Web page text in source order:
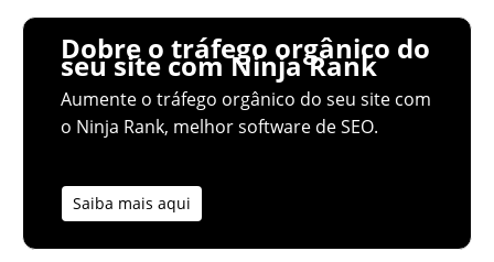
Dobre o tráfego orgânico do
seu site com Ninja Rank
Aumente o tráfego orgânico do seu site com
o Ninja Rank, melhor software de SEO.
Saiba mais aqui